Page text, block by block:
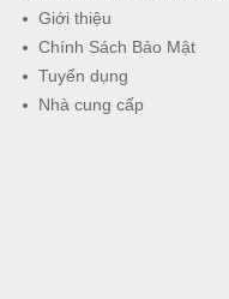
Giới thiệu
Chính Sách Bảo Mật
Tuyển dụng
Nhà cung cấp